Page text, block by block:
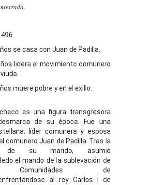
se casa con Juan de Padilla.
lidera el movimiento comunero
muere pobre y en el exilio.
es una figura transgresora
de su época. Fue una
líder comunera y esposa
comunero Juan de Padilla. Tras la
de su marido, asumió
el mando de la sublevación de
de
al rey Carlos I de